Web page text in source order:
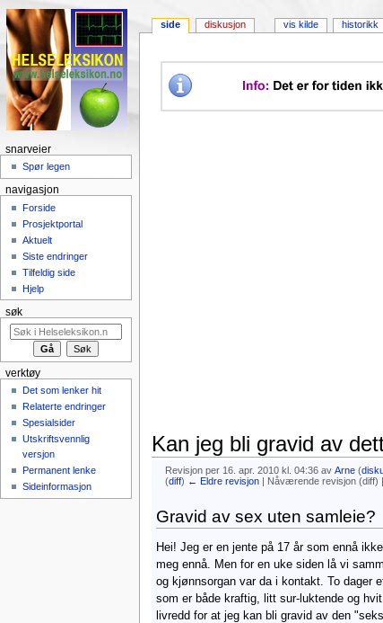
Kan jeg bli gravid av
Revisjon per 16. apr. 2010 kl. 04:36 avArne (
(diff) ← Eldre revisjon | Nåværende revisjon
Gravid av sex uten samleie?
Hei! Jeg er en jente på 17 år som ennå
meg ennå. Men for en uke siden lå vi
og kjønnsorgan var da i kontakt. To dager
som er både kraftig, litt sur-luktende og
livredd for at jeg kan bli gravid av den
side diskusjon vis kilde historikk
snarveier
Spør legen
navigasjon
Forside
Prosjektportal
Aktuelt
Siste endringer
Tilfeldig side
Hjelp
søk
verktøy
Det som lenker hit
Relaterte endringer
Spesialsider
Utskriftsvennlig
versjon
Permanent lenke
Sideinformasjon